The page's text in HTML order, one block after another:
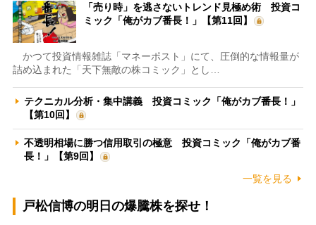
「売り時」を逃さないトレンド見極め術 投資コ
ミック「俺がカブ番長！」【第11回】
かつて投資情報雑誌「マネーポスト」にて、圧倒的な情報量が
詰め込まれた「天下無敵の株コミック」とし…
テクニカル分析・集中講義 投資コミック「俺がカブ番長！」
【第10回】
不透明相場に勝つ信用取引の極意 投資コミック「俺がカブ番
長！」【第9回】
一覧を見る
戸松信博の明日の爆騰株を探せ！